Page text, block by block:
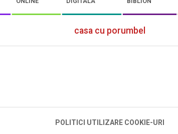
casa cu porumbel
POLITICI UTILIZARE COOKIE-URI